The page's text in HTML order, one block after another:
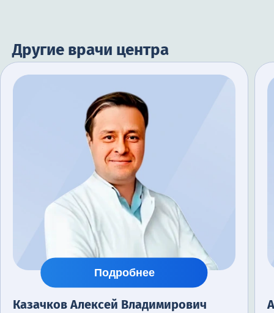
Другие врачи центра
Подробнее
Казачков Алексей Владимирович